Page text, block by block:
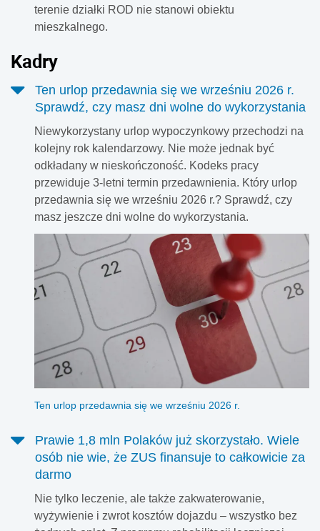
terenie działki ROD nie stanowi obiektu
mieszkalnego.
Kadry
Ten urlop przedawnia się we wrześniu 2026 r.
Sprawdź, czy masz dni wolne do wykorzystania
Niewykorzystany urlop wypoczynkowy przechodzi na
kolejny rok kalendarzowy. Nie może jednak być
odkładany w nieskończoność. Kodeks pracy
przewiduje 3-letni termin przedawnienia. Który urlop
przedawnia się we wrześniu 2026 r.? Sprawdź, czy
masz jeszcze dni wolne do wykorzystania.
Ten urlop przedawnia się we wrześniu 2026 r.
Prawie 1,8 mln Polaków już skorzystało. Wiele
osób nie wie, że ZUS finansuje to całkowicie za
darmo
Nie tylko leczenie, ale także zakwaterowanie,
wyżywienie i zwrot kosztów dojazdu – wszystko bez